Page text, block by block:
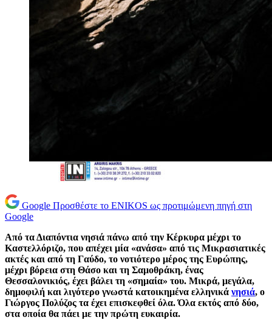
Google Προσθέστε το ENIKOS ως προτιμώμενη πηγή στη
Google
Από τα Διαπόντια νησιά πάνω από την Κέρκυρα μέχρι το
Καστελλόριζο, που απέχει μία «ανάσα» από τις Μικρασιατικές
ακτές και από τη Γαύδο, το νοτιότερο μέρος της Ευρώπης,
μέχρι βόρεια στη Θάσο και τη Σαμοθράκη, ένας
Θεσσαλονικιός, έχει βάλει τη «σημαία» του. Μικρά, μεγάλα,
δημοφιλή και λιγότερο γνωστά κατοικημένα ελληνικά νησιά, ο
Γιώργος Πολύζος τα έχει επισκεφθεί όλα. Όλα εκτός από δύο,
στα οποία θα πάει με την πρώτη ευκαιρία.